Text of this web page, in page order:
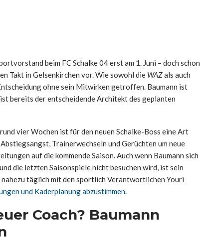
beim FC Schalke 04 erst am 1. Juni – doch schon
Takt in Gelsenkirchen vor. Wie sowohl die WAZals auch
ohne sein Mitwirken getroffen. Baumann ist
bereits der entscheidende Architekt des geplanten
vier Wochen ist für den neuen Schalke-Boss eine Art
Trainerwechseln und Gerüchten um neue
auf die kommende Saison. Auch wenn Baumann sich
die letzten Saisonspiele nicht besuchen wird, ist sein
täglich mit den sportlich Verantwortlichen Youri
und Kaderplanung abzustimmen.
Coach? Baumann